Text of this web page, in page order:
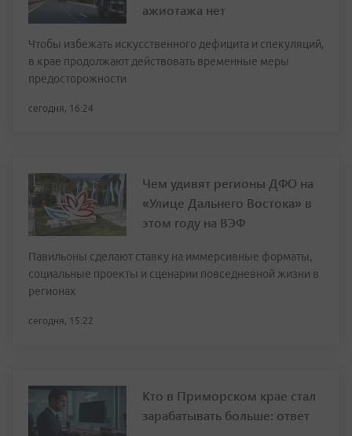
ажиотажа нет
Чтобы избежать искусственного дефицита и спекуляций,
в крае продолжают действовать временные меры
предосторожности
сегодня, 16:24
Чем удивят регионы ДФО на
«Улице Дальнего Востока» в
этом году на ВЭФ
Павильоны сделают ставку на иммерсивные форматы,
социальные проекты и сценарии повседневной жизни в
регионах
сегодня, 15:22
Кто в Приморском крае стал
зарабатывать больше: ответ